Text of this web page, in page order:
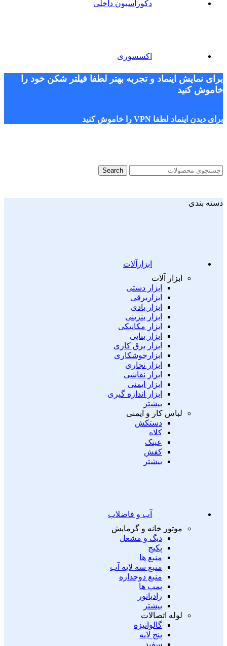
دکوراسیون داخلی
اکسسوری
برای نمایش اینماد و تجربه بهتر لطفا فیلتر شکن خود را
خاموش کنید
برای دیدن اینماد لطفا VPN را خاموش کنید
Search
دسته بندی
ابزارآلات
ابزار آلات
ابزار دستی
ابزاربرقی
ابزار بادی
ابزار بنزینی
ابزار مکانیکی
ابزار بنایی
ابزار برق کاری
ابزارجوشکاری
ابزار نجاری
ابزار نقاشی
ابزار ایمنی
ابزار اندازه گیری
بیشتر
لباس کار و ایمنی
دستکش
کلاه
عینک
کفش
بیشتر
آب و فاضلاب
موتور خانه و گرمایش
دیگ و مشعل
پکیج
منبع ها
منبع سه لایه آب
منبع دوجداره
پمپ ها
رادیاتور
بیشتر
لوله اتصالات
گالوانیزه
پنج لایه